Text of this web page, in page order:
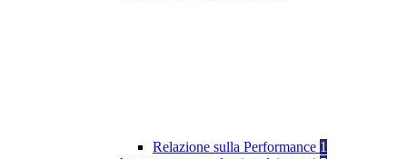
Relazione sulla Performance 1